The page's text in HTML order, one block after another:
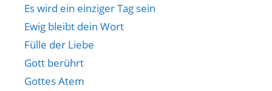
Es wird ein einziger Tag sein
Ewig bleibt dein Wort
Fülle der Liebe
Gott berührt
Gottes Atem